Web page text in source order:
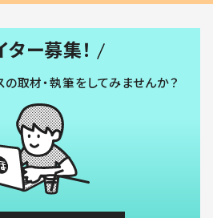
ター募集！
取材・執筆をしてみませんか？